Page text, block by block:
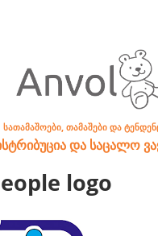
სათამაშოები, თამაშები და
და საცალო
logo